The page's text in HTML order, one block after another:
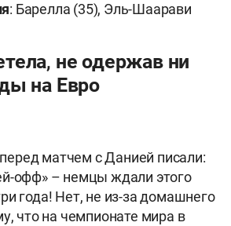
: Барелла (35), Эль-Шаарави
не одержав ни
на Евро
матчем с Данией писали:
офф» – немцы ждали этого
года! Нет, не из-за домашнего
что на чемпионате мира в